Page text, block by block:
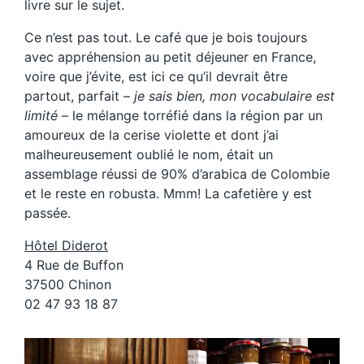
livre sur le sujet.
Ce n’est pas tout. Le café que je bois toujours
avec appréhension au petit déjeuner en France,
voire que j’évite, est ici ce qu’il devrait être
partout, parfait – je sais bien, mon vocabulaire est
limité – le mélange torréfié dans la région par un
amoureux de la cerise violette et dont j’ai
malheureusement oublié le nom, était un
assemblage réussi de 90% d’arabica de Colombie
et le reste en robusta. Mmm! La cafetière y est
passée.
Hôtel Diderot
4 Rue de Buffon
37500 Chinon
02 47 93 18 87